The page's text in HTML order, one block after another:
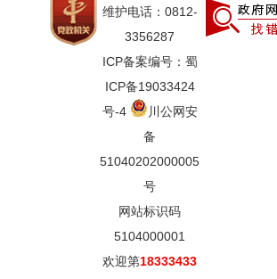
维护电话：0812-
3356287
ICP备案编号：蜀
ICP备19033424
号-4
川公网安
备
51040202000005
号
网站标识码
5104000001
欢迎第18333433